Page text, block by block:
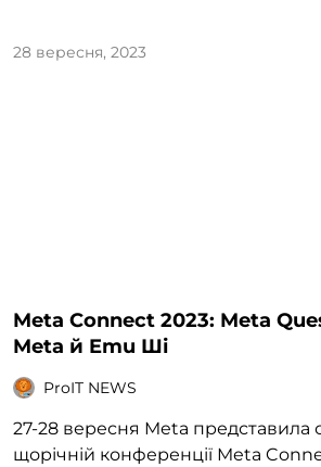
28 вересня, 2023
Meta Connect 2023: Meta
Meta й Emu Ші
ProIT NEWS
27-28 вересня Meta представила
щорічній конференції Meta